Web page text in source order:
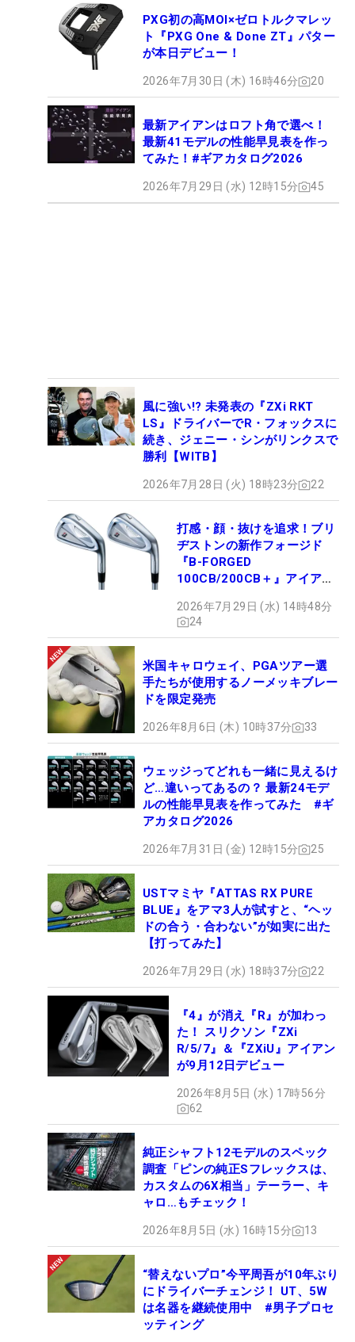
PXG初の高MOI×ゼロトルクマレッ
ト『PXG One & Done ZT』パター
が本日デビュー！
2026年7月30日 (木) 16時46分 20
最新アイアンはロフト角で選べ！
最新41モデルの性能早見表を作っ
てみた！#ギアカタログ2026
2026年7月29日 (水) 12時15分 45
風に強い!? 未発表の『ZXi RKT
LS』ドライバーでR・フォックスに
続き、ジェニー・シンがリンクスで
勝利【WITB】
2026年7月28日 (火) 18時23分 22
打感・顔・抜けを追求！ブリ
ヂストンの新作フォージド
『B-FORGED
100CB/200CB＋』アイアン
2026年7月29日 (水) 14時48分
24
米国キャロウェイ、PGAツアー選
手たちが使用するノーメッキブレー
ドを限定発売
2026年8月6日 (木) 10時37分 33
ウェッジってどれも一緒に見えるけ
ど…違いってあるの？ 最新24モデ
ルの性能早見表を作ってみた #ギ
アカタログ2026
2026年7月31日 (金) 12時15分 25
USTマミヤ『ATTAS RX PURE
BLUE』をアマ3人が試すと、“ヘッ
ドの合う・合わない”が如実に出た
【打ってみた】
2026年7月29日 (水) 18時37分 22
『4』が消え『R』が加わっ
た！ スリクソン『ZXi
R/5/7』＆『ZXiU』アイアン
が9月12日デビュー
2026年8月5日 (水) 17時56分
62
純正シャフト12モデルのスペック
調査「ピンの純正Sフレックスは、
カスタムの6X相当」テーラー、キ
ャロ…もチェック！
2026年8月5日 (水) 16時15分 13
“替えないプロ”今平周吾が10年ぶり
にドライバーチェンジ！ UT、5W
は名器を継続使用中 #男子プロセ
ッティング